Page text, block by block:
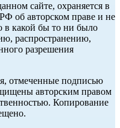
сайте, охраняется в
об авторском праве и не
в какой бы то ни было
распространению,
разрешения
отмеченные подписью
авторским правом
Копирование